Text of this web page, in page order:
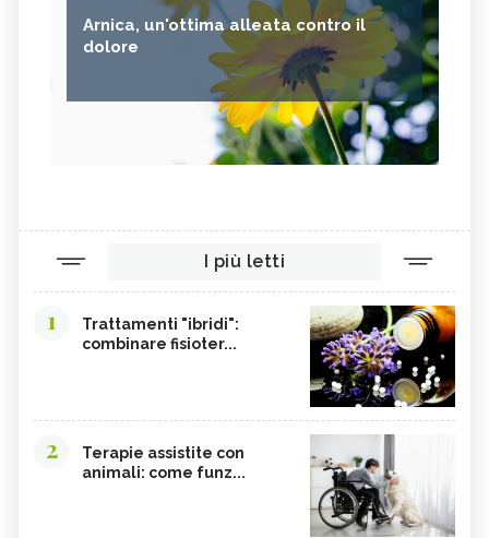
Arnica, un'ottima alleata contro il
dolore
I più letti
1
Trattamenti "ibridi":
combinare fisioter...
2
Terapie assistite con
animali: come funz...